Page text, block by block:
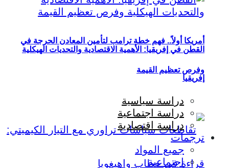
أمريكا أولاً.. فهم خطة ترامب لتأمين المعادن الحرجة في
إفريقيا
القطن في إفريقيا: الأهمية الاقتصادية والتحديات الهيكلية
وفرص تعظيم القيمة
دراسة سياسية
دراسة اجتماعية
دراسة اقتصادية
ترجمات
جميع المواد
اجتماعية